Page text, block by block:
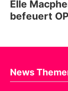
Elle
befeuert
News